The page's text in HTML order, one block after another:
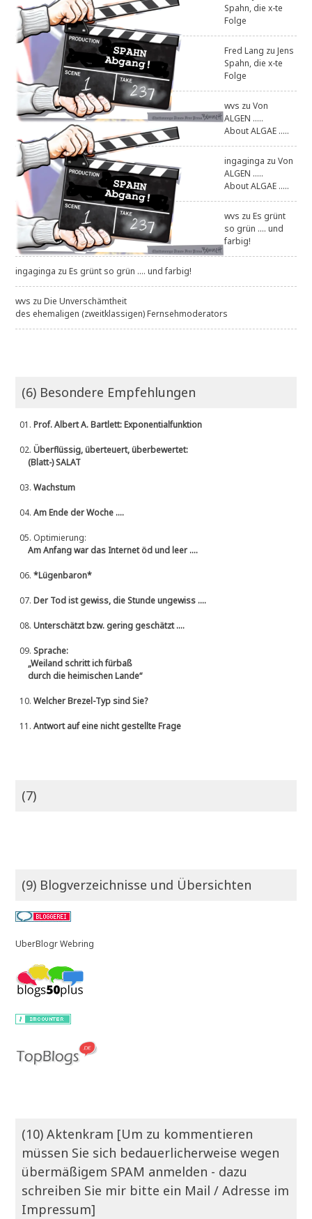
Spahn, die x-te
Folge
Fred Lang zuJens
Spahn, die x-te
Folge
wvs zuVon
ALGEN .....
About ALGAE .....
ingaginga zuVon
ALGEN .....
About ALGAE .....
wvs zuEs grünt
so grün .... und
farbig!
ingaginga zuEs grünt so grün .... und farbig!
wvs zuDie Unverschämtheit
des ehemaligen (zweitklassigen) Fernsehmoderators
(6) Besondere Empfehlungen
01.Prof. Albert A. Bartlett: Exponentialfunktion
02.Überflüssig, überteuert, überbewertet:
(Blatt-) SALAT
03.Wachstum
04.Am Ende der Woche ....
05. Optimierung:
Am Anfang war das Internet öd und leer ....
06.*Lügenbaron*
07.Der Tod ist gewiss, die Stunde ungewiss ....
08.Unterschätzt bzw. gering geschätzt ....
09.Sprache:
„Weiland schritt ich fürbaß
durch die heimischen Lande“
10.Welcher Brezel-Typ sind Sie?
11.Antwort auf eine nicht gestellte Frage
(7)
(9) Blogverzeichnisse und Übersichten
UberBlogr Webring
(10) Aktenkram [Um zu kommentieren
müssen Sie sich bedauerlicherweise wegen
übermäßigem SPAM anmelden - dazu
schreiben Sie mir bitte ein Mail / Adresse im
Impressum]